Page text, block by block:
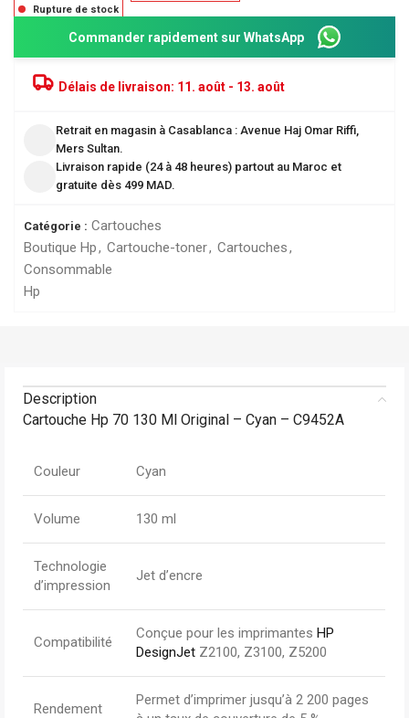
Rupture de stock
Commander rapidement sur WhatsApp
Délais de livraison: 11. août - 13. août
Retrait en magasin à Casablanca : Avenue Haj Omar Riffi,
Mers Sultan.
Livraison rapide (24 à 48 heures) partout au Maroc et
gratuite dès 499 MAD.
Catégorie : Cartouches
Boutique Hp, Cartouche-toner, Cartouches,
Consommable
Hp
Description
Cartouche Hp 70 130 Ml Original – Cyan – C9452A
Couleur Cyan
Volume 130 ml
Technologie
d’impression
Jet d’encre
Compatibilité
Conçue pour les imprimantes HP
DesignJet Z2100, Z3100, Z5200
Rendement
Permet d’imprimer jusqu’à 2 200 pages